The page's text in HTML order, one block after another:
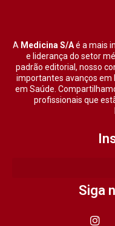
A Medicina S/Aé a mais
e liderança do setor
padrão editorial, nosso
importantes avanços em
em Saúde.
profissionais que
Siga